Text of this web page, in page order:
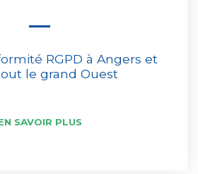
RGPD à Angers et
le grand Ouest
SAVOIR PLUS